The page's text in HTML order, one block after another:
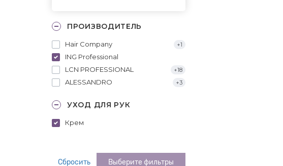
ПРОИЗВОДИТЕЛЬ
Hair Company +1
ING Professional
LCN PROFESSIONAL
+18
ALESSANDRO +3
УХОД ДЛЯ РУК
Крем
Сбросить Выберите фильтры